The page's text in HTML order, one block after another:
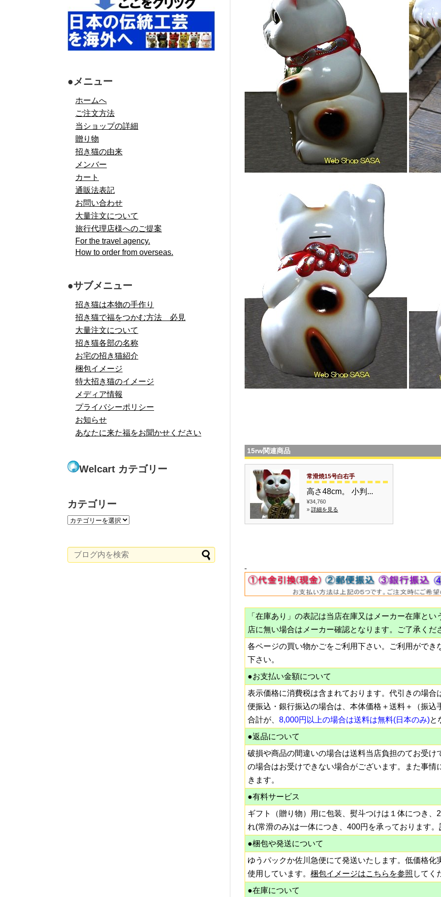
15rw関連商品
常滑焼15号白右手
高さ48cm。 小判...
¥34,760
» 詳細を見る
「在庫あり」の表記は当店在庫又はメーカー在庫と
店に無い場合はメーカー確認となります。ご了承く
各ページの買い物かごをご利用下さい。ご利用ができ
下さい。
●お支払い金額について
表示価格に消費税は含まれております。代引きの場
便振込・銀行振込の場合は、本体価格＋送料＋（振
合計が、 8,000円以上の場合は送料は無料(日本のみ)と
●返品について
破損や商品の間違いの場合は送料当店負担のてお受
の場合はお受けできない場合がございます。また事
きます。
●有料サービス
ギフト（贈り物）用に包装、熨斗つけは１体につき
れ(常滑のみ)は一体につき、400円を承っております。
●梱包や発送について
ゆうパックか佐川急便にて発送いたします。低価格
使用しています。 梱包イメージはこちらを参照 してく
●在庫について
●メニュー
ホームへ
ご注文方法
当ショップの詳細
贈り物
招き猫の由来
メンバー
カート
通販法表記
お問い合わせ
大量注文について
旅行代理店様へのご提案
For the travel agency.
How to order from overseas.
●サブメニュー
招き猫は本物の手作り
招き猫で福をつかむ方法 必見
大量注文について
招き猫各部の名称
お宅の招き猫紹介
梱包イメージ
特大招き猫のイメージ
メディア情報
プライバシーポリシー
お知らせ
あなたに来た福をお聞かせください
Welcart カテゴリー
カテゴリー